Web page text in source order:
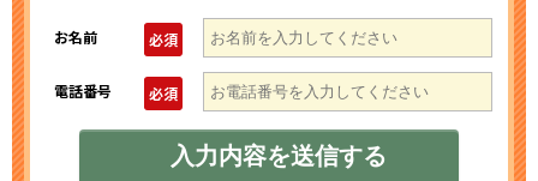
お名前 必須
電話番号 必須